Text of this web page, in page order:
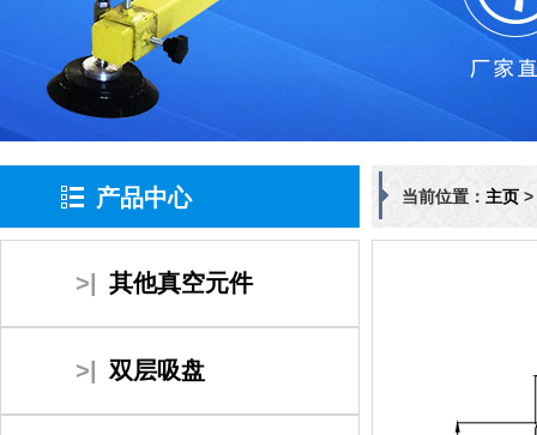
产品中心 当前位置： 主页 >
>| 其他真空元件
>| 双层吸盘